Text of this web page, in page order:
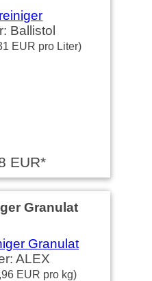
Ballistol
EUR pro Liter)
EUR*
Granulat
ALEX
EUR pro kg)